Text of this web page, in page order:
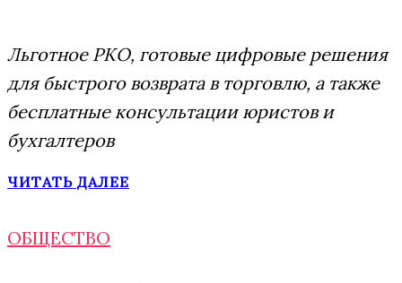
Льготное РКО, готовые цифровые решения
для быстрого возврата в торговлю, а также
бесплатные консультации юристов и
бухгалтеров
ЧИТАТЬ ДАЛЕЕ
ОБЩЕСТВО